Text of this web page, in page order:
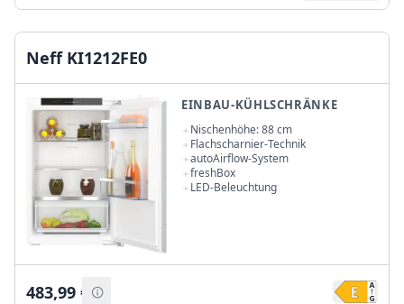
Neff KI1212FE0
EINBAU-KÜHLSCHRÄNKE
Nischenhöhe: 88 cm
Flachscharnier-Technik
autoAirflow-System
freshBox
LED-Beleuchtung
483,99 €